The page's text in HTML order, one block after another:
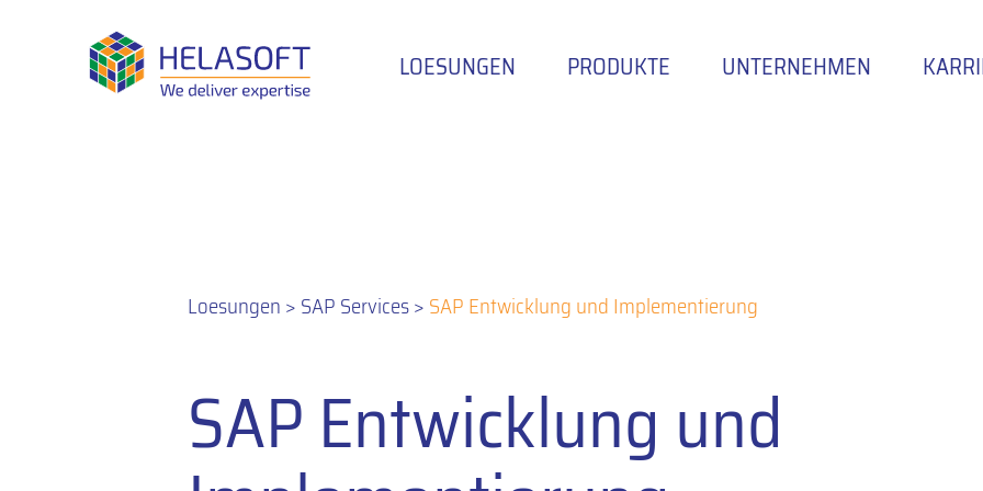
LOESUNGEN PRODUKTE UNTERNEHMEN
Loesungen > SAP Services> SAP Entwicklung und Implementierung
SAP Entwicklung und